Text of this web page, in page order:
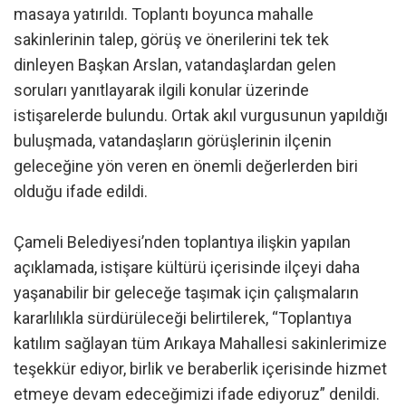
masaya yatırıldı. Toplantı boyunca mahalle
sakinlerinin talep, görüş ve önerilerini tek tek
dinleyen Başkan Arslan, vatandaşlardan gelen
soruları yanıtlayarak ilgili konular üzerinde
istişarelerde bulundu. Ortak akıl vurgusunun yapıldığı
buluşmada, vatandaşların görüşlerinin ilçenin
geleceğine yön veren en önemli değerlerden biri
olduğu ifade edildi.
Çameli Belediyesi’nden toplantıya ilişkin yapılan
açıklamada, istişare kültürü içerisinde ilçeyi daha
yaşanabilir bir geleceğe taşımak için çalışmaların
kararlılıkla sürdürüleceği belirtilerek, “Toplantıya
katılım sağlayan tüm Arıkaya Mahallesi sakinlerimize
teşekkür ediyor, birlik ve beraberlik içerisinde hizmet
etmeye devam edeceğimizi ifade ediyoruz” denildi.